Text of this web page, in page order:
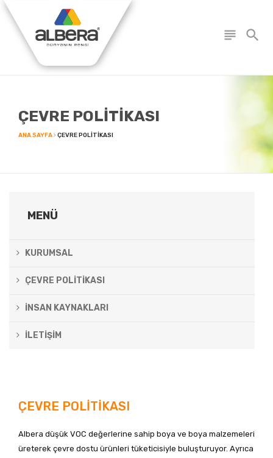
subject search
ÇEVRE POLİTİKASI
ANA SAYFA ÇEVRE POLITIKASI
MENÜ
KURUMSAL
ÇEVRE POLİTİKASI
İNSAN KAYNAKLARI
İLETİŞİM
ÇEVRE POLİTİKASI
Albera düşük VOC değerlerine sahip boya ve boya malzemeleri
üreterek çevre dostu ürünleri tüketicisiyle buluşturuyor. Ayrıca